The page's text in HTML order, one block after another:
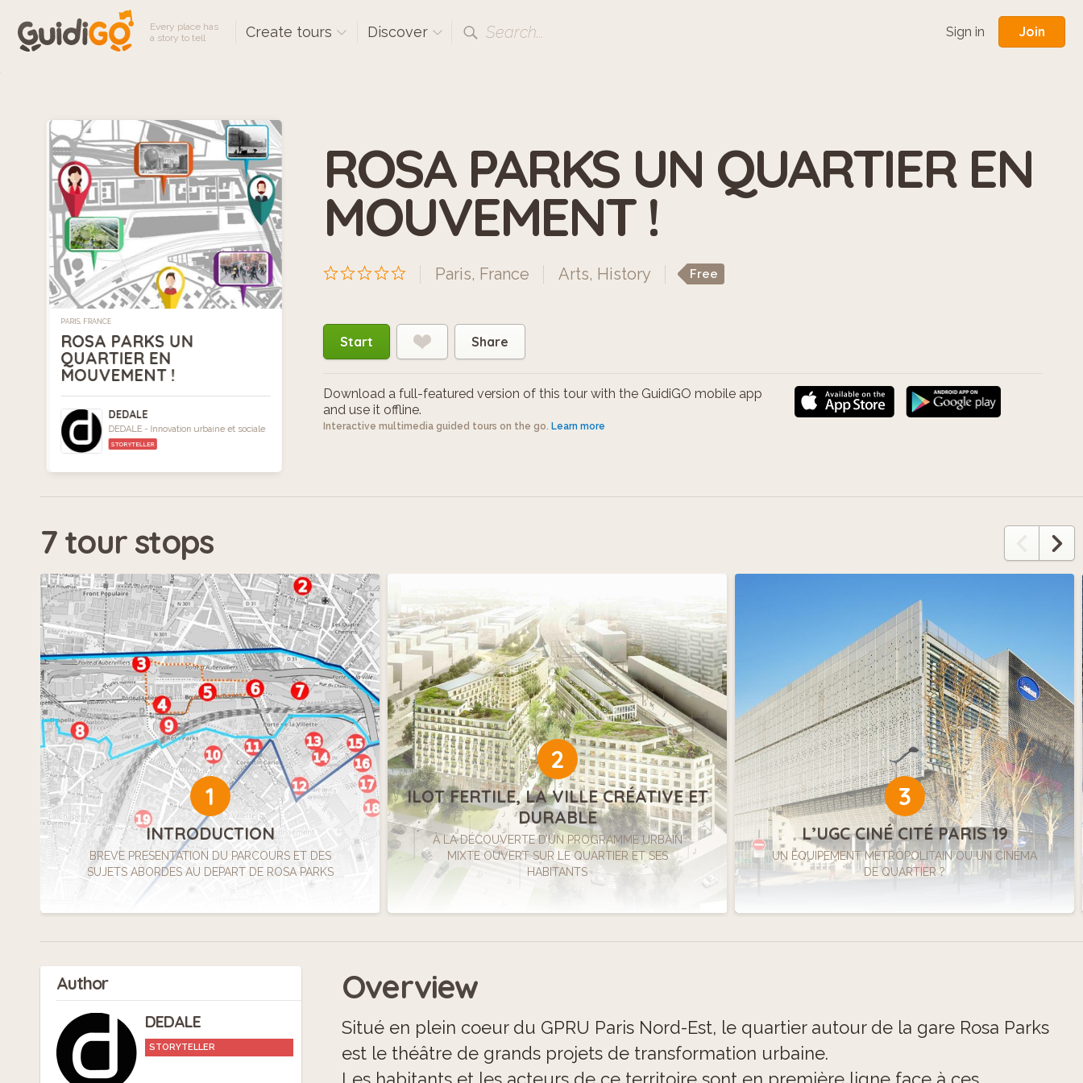
Every place has
a story to tell
Create tours Discover Search... Sign in Join
PARIS, FRANCE
ROSA PARKS UN
QUARTIER EN
MOUVEMENT !
DEDALE
DEDALE - Innovation urbaine et sociale
STORYTELLER
ROSA PARKS UN QUARTIER EN
MOUVEMENT !
Paris, France Arts, History Free
Start Share
Download a full-featured version of this tour with the GuidiGO mobile app
and use it offline.
Interactive multimedia guided tours on the go. Learn more
7 tour stops
1
INTRODUCTION
BREVE PRESENTATION DU PARCOURS ET DES
SUJETS ABORDES AU DEPART DE ROSA PARKS
2
ILOT FERTILE, LA VILLE CRÉATIVE ET
DURABLE
À LA DÉCOUVERTE D’UN PROGRAMME URBAIN
MIXTE OUVERT SUR LE QUARTIER ET SES
HABITANTS
3
L’UGC CINÉ CITÉ PARIS 19
UN ÉQUIPEMENT MÉTROPOLITAIN OU UN CINÉMA
DE QUARTIER ?
Author
DEDALE
STORYTELLER
Overview
Situé en plein coeur du GPRU Paris Nord-Est, le quartier autour de la gare Rosa Parks
est le théâtre de grands projets de transformation urbaine.